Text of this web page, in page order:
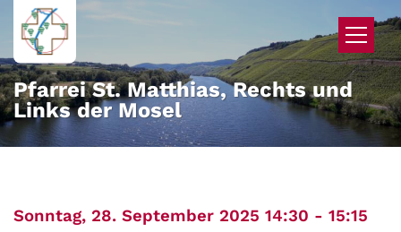
Zum Inhalt springen
Pfarrei St. Matthias, Rechts und
Links der Mosel
Sonntag, 28. September 2025 14:30 - 15:15